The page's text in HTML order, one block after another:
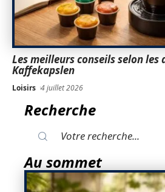
Les meilleurs conseils selon les
Kaffekapslen
Loisirs 4 juillet 2026
Recherche
Au sommet